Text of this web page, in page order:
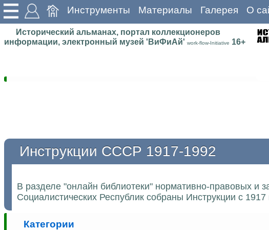
Инструменты Материалы Галерея О
Исторический альманах, портал коллекционеров
информации, электронный музей 'ВиФиАй' work-flow-Initiative 16+
Инструкции СССР 1917-1992
В разделе "онлайн библиотеки" нормативно-правовых и
Социалистических Республик собраны Инструкции с 1917
Категории